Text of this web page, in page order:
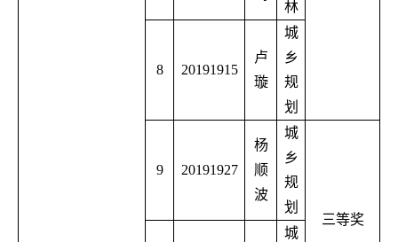
林
8 20191915
卢
璇
城
乡
规
划
9 20191927
杨
顺
波
城
乡
规
划
三等奖
城